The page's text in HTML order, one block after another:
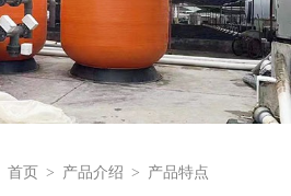
首页 > 产品介绍 > 产品特点